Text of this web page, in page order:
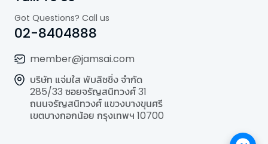
Got Questions? Call us
02-8404888
member@jamsai.com
บริษัท แจ่มใส พับลิชชิ่ง จำกัด
285/33 ซอยจรัญสนิทวงศ์ 31
ถนนจรัญสนิทวงศ์ แขวงบางขุนศรี
เขตบางกอกน้อย กรุงเทพฯ 10700